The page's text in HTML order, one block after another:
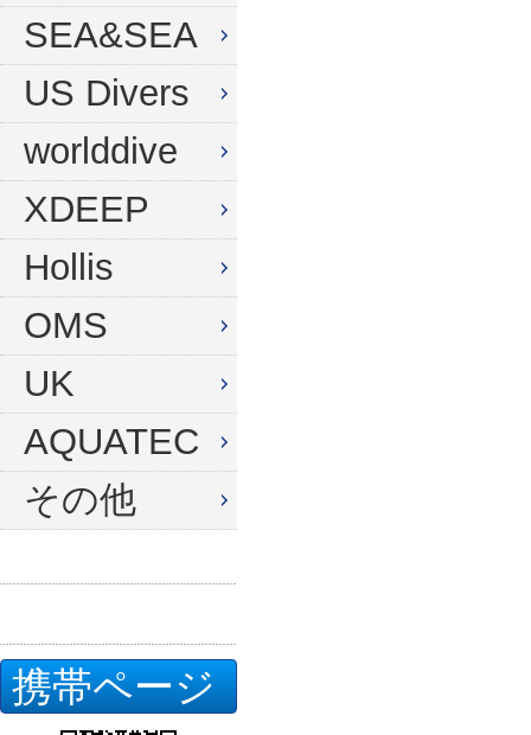
SEA&SEA
US Divers
worlddive
XDEEP
Hollis
OMS
UK
AQUATEC
その他
携帯ページ